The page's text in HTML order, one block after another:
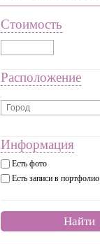
Стоимость
Расположение
Информация
Есть фото
Есть записи в портфолио
Найти